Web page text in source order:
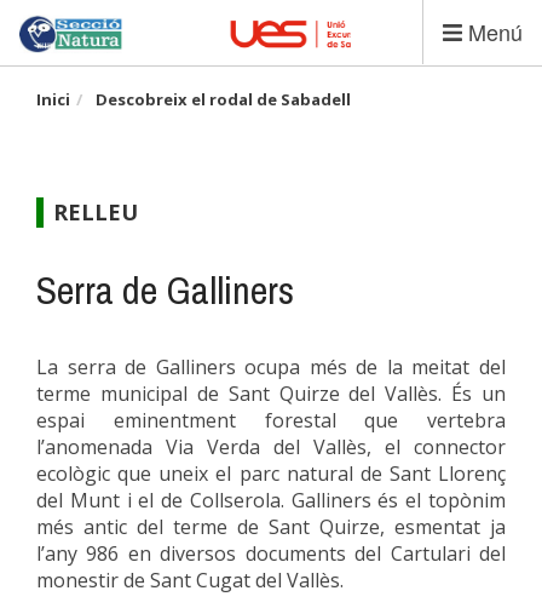
Vés
contingut
Menú
Inici Descobreix el rodal de Sabadell
RELLEU
Serra de Galliners
La serra de Galliners ocupa més de la meitat del
terme municipal de Sant Quirze del Vallès. És un
espai eminentment forestal que vertebra
l’anomenada Via Verda del Vallès, el connector
ecològic que uneix el parc natural de Sant Llorenç
del Munt i el de Collserola. Galliners és el topònim
més antic del terme de Sant Quirze, esmentat ja
l’any 986 en diversos documents del Cartulari del
monestir de Sant Cugat del Vallès.